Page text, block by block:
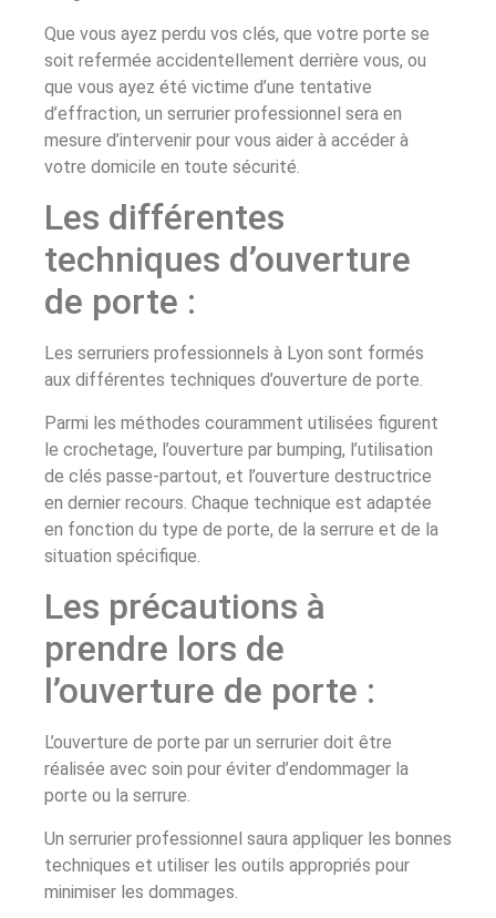
Que vous ayez perdu vos clés, que votre porte se
soit refermée accidentellement derrière vous, ou
que vous ayez été victime d’une tentative
d’effraction, un serrurier professionnel sera en
mesure d’intervenir pour vous aider à accéder à
votre domicile en toute sécurité.
Les différentes
techniques d’ouverture
de porte :
Les serruriers professionnels à Lyon sont formés
aux différentes techniques d’ouverture de porte.
Parmi les méthodes couramment utilisées figurent
le crochetage, l’ouverture par bumping, l’utilisation
de clés passe-partout, et l’ouverture destructrice
en dernier recours. Chaque technique est adaptée
en fonction du type de porte, de la serrure et de la
situation spécifique.
Les précautions à
prendre lors de
l’ouverture de porte :
L’ouverture de porte par un serrurier doit être
réalisée avec soin pour éviter d’endommager la
porte ou la serrure.
Un serrurier professionnel saura appliquer les bonnes
techniques et utiliser les outils appropriés pour
minimiser les dommages.